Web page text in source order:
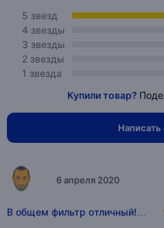
5 звезд
4 звезды
3 звезды
2 звезды
1 звезда
Купили товар?
Написать
6 апреля 2020
В общем фильтр отличный!…